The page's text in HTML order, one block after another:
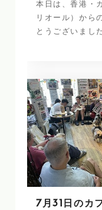
本日は、香港・
リオール）から
とうございまし
7月31日のカ